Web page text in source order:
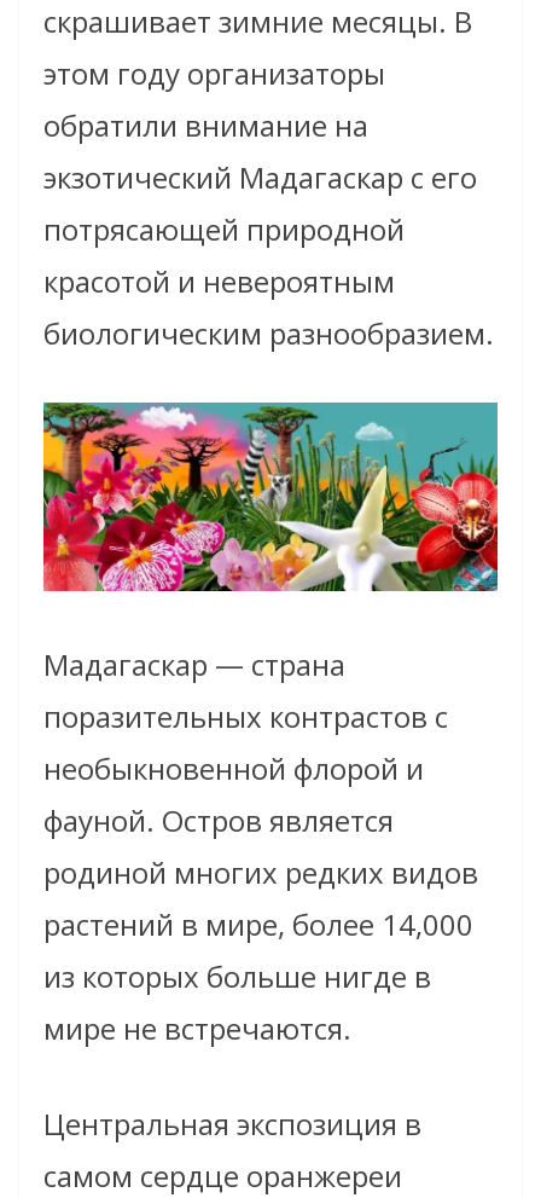
скрашивает зимние месяцы. В
этом году организаторы
обратили внимание на
экзотический Мадагаскар с его
потрясающей природной
красотой и невероятным
биологическим разнообразием.
Мадагаскар — страна
поразительных контрастов с
необыкновенной флорой и
фауной. Остров является
родиной многих редких видов
растений в мире, более 14,000
из которых больше нигде в
мире не встречаются.
Центральная экспозиция в
самом сердце оранжереи